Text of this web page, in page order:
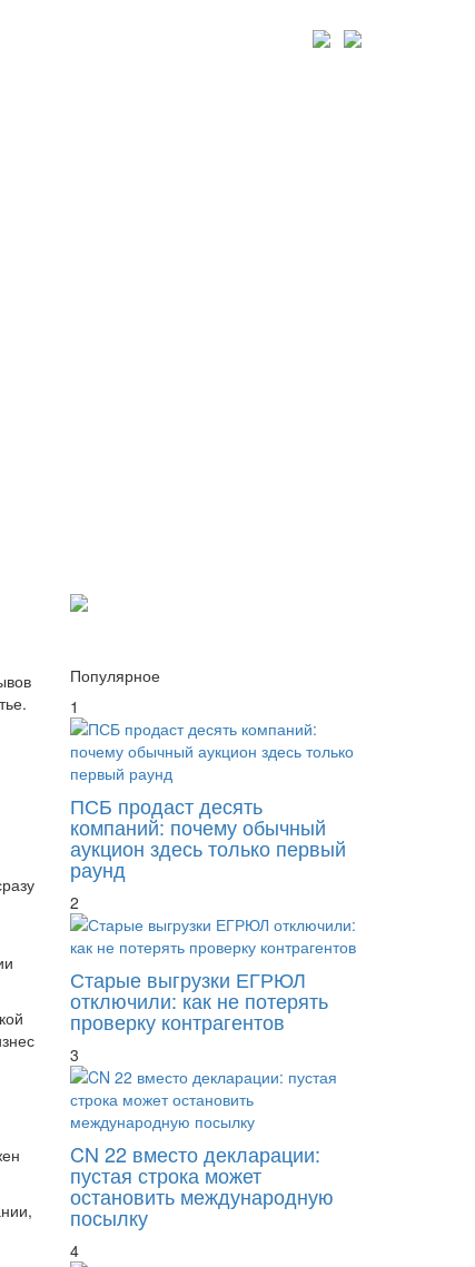
Популярное
1
ПСБ продаст десять
компаний: почему обычный
аукцион здесь только первый
раунд
2
Старые выгрузки ЕГРЮЛ
отключили: как не потерять
проверку контрагентов
3
CN 22 вместо декларации:
пустая строка может
остановить международную
посылку
4